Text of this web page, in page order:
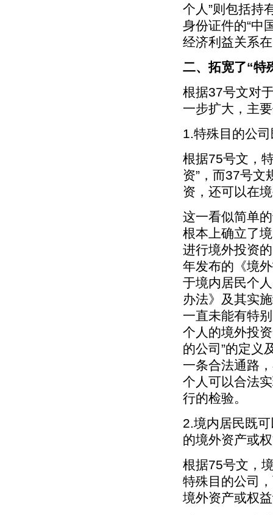
个人”则包括持
身份证件的“中
经济利益关系
二、拓宽了“特
根据37号文对
一步扩大，主
1.特殊目的公
根据75号文，
资”，而37号文
资，还可以在
这一看似简单
根本上确立了
进行境外投资
年发布的《境
于境内居民个
办法》及其实
一直未能有特
个人的境外投
的公司”的定义
一条合法通路
个人可以合法
行的检验。
2.境内居民既
的境外资产或
根据75号文，
特殊目的公司
境外资产或权